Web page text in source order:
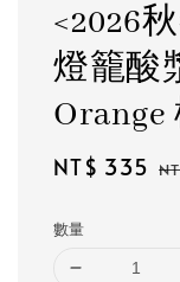
<2026
燈籠酸
Orange
Sale
NT$ 335
數量